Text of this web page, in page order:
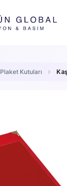
Plaket Kutuları